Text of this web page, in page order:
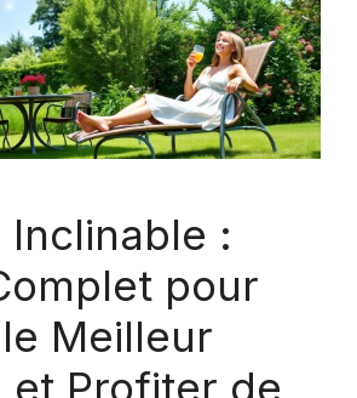
Inclinable :
pour
Meilleur
et Profiter de